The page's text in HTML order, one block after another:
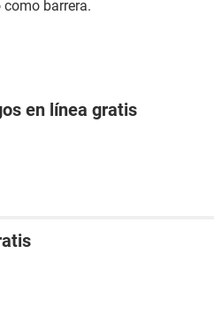
barrera.
en línea gratis